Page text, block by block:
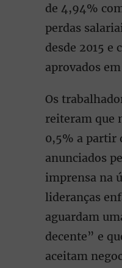
de 4,94%
perdas
desde 2015 e
aprovados
Os
reiteram que
0,5% a partir
anunciados
imprensa na
lideranças
aguardam
decente” e
aceitam